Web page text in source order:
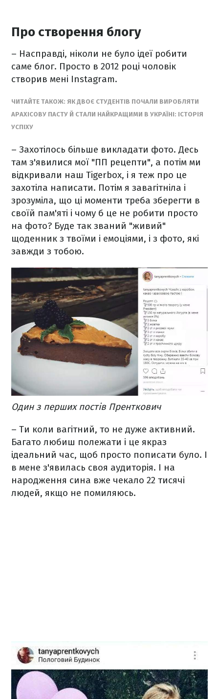
Про створення блогу
– Насправді, ніколи не було ідеї робити
саме блог. Просто в 2012 році чоловік
створив мені Instagram.
ЧИТАЙТЕ ТАКОЖ: ЯК ДВОЄ СТУДЕНТІВ ПОЧАЛИ ВИРОБЛЯТИ
АРАХІСОВУ ПАСТУ Й СТАЛИ НАЙКРАЩИМИ В УКРАЇНІ: ІСТОРІЯ
УСПІХУ
– Захотілось більше викладати фото. Десь
там з'явилися мої "ПП рецепти", а потім ми
відкривали наш Tigerbox, і я теж про це
захотіла написати. Потім я завагітніла і
зрозуміла, що ці моменти треба зберегти в
своїй пам'яті і чому б це не робити просто
на фото? Буде так званий "живий"
щоденник з твоїми і емоціями, і з фото, які
завжди з тобою.
Один з перших постів Пренткович
– Ти коли вагітний, то не дуже активний.
Багато любиш полежати і це якраз
ідеальний час, щоб просто пописати було. І
в мене з'явилась своя аудиторія. І на
народження сина вже чекало 22 тисячі
людей, якщо не помиляюсь.